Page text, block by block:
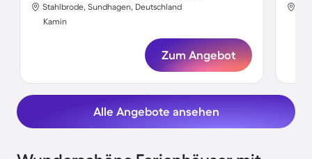
Stahlbrode, Sundhagen, Deutschland
Kamin
Zum Angebot
Alle Angebote ansehen